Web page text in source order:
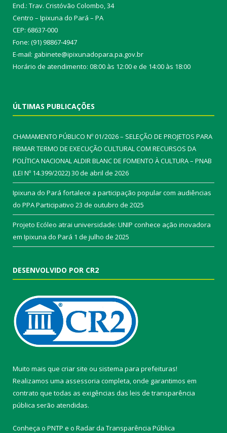
End.: Trav. Cristóvão Colombo, 34
Centro – Ipixuna do Pará – PA
CEP: 68637-000
Fone: (91) 98867-4947
E-mail: gabinete@ipixunadopara.pa.gov.br
Horário de atendimento: 08:00 às 12:00 e de 14:00 às 18:00
ÚLTIMAS PUBLICAÇÕES
CHAMAMENTO PÚBLICO Nº 01/2026 – SELEÇÃO DE PROJETOS PARA
FIRMAR TERMO DE EXECUÇÃO CULTURAL COM RECURSOS DA
POLÍTICA NACIONAL ALDIR BLANC DE FOMENTO À CULTURA – PNAB
(LEI Nº 14.399/2022)30 de abril de 2026
Ipixuna do Pará fortalece a participação popular com audiências
do PPA Participativo 23 de outubro de 2025
Projeto Ecóleo atrai universidade: UNIP conhece ação inovadora
em Ipixuna do Pará 1 de julho de 2025
DESENVOLVIDO POR CR2
Muito mais que criar site ou sistema para prefeituras!
Realizamos uma assessoria completa, onde garantimos em
contrato que todas as exigências das leis de transparência
pública serão atendidas.
Conheça o PNTP e o Radar da Transparência Pública